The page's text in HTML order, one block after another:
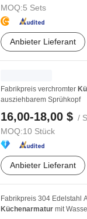
MOQ:5 Sets
Anbieter Lieferant
Fabrikpreis verchromter
ausziehbarem Sprühkopf
16,00-18,00 $ /
MOQ:10 Stück
Anbieter Lieferant
Fabrikpreis 304 Edelstahl
Küchenarmatur mit